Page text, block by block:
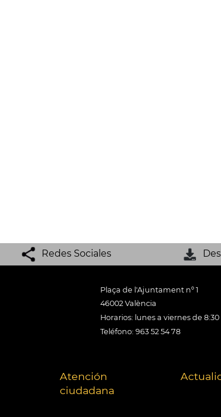
Redes Sociales
Plaça de l'Ajuntament nº 1
46002 València
Horarios: lunes a viernes de 8:30
Teléfono: 963 52 54 78
Atención
ciudadana